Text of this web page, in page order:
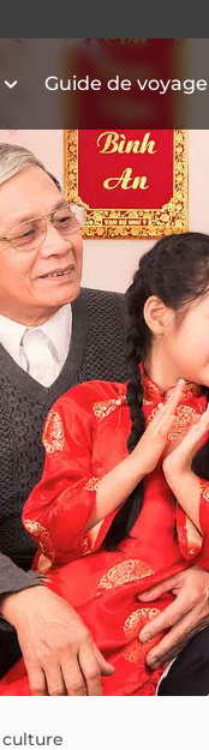
Guide de voyage
culture